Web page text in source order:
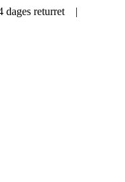
dages returret |